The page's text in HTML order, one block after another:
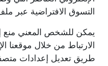
التسوق الافتراضية عبر
يمكن للشخص المعني منع
الارتباط من خلال
طريق تعديل إعدادات